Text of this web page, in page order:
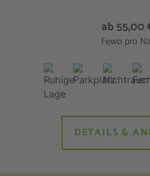
ab 55,00
Fewo pro
DETAILS &